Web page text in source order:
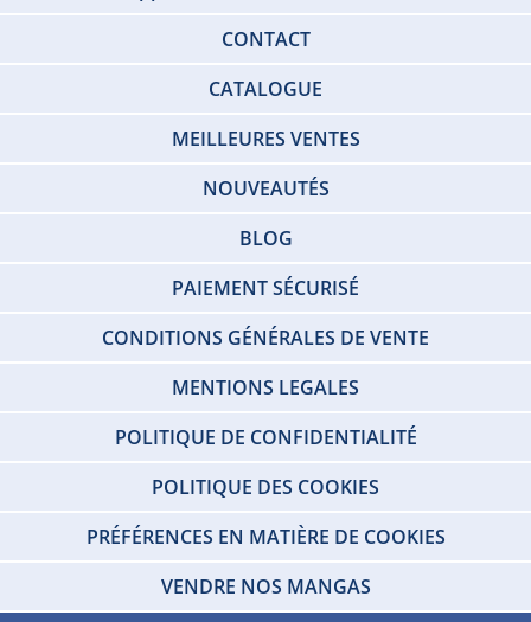
CONTACT
CATALOGUE
MEILLEURES VENTES
NOUVEAUTÉS
BLOG
PAIEMENT SÉCURISÉ
CONDITIONS GÉNÉRALES DE VENTE
MENTIONS LEGALES
POLITIQUE DE CONFIDENTIALITÉ
POLITIQUE DES COOKIES
PRÉFÉRENCES EN MATIÈRE DE COOKIES
VENDRE NOS MANGAS